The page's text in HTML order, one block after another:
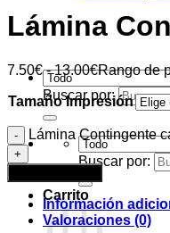
Acceder
Buscar por:
Buscar por:
Carrito
Lámina
7.50€ - 13.00€Rango de
Tamaño Impresión
Lámina Contingente
Información
Valoraciones (0)